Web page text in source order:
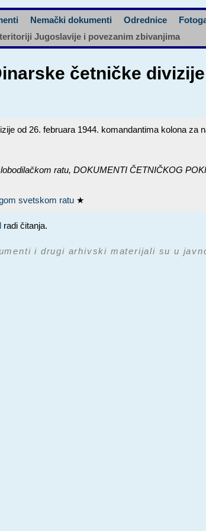
Nemački dokumenti Odrednice
Jugoslavije i povezanim zbivanjima
četničke
od 26. februara 1944. komandantima kolona za
ratu,DOKUMENTI ČETNIČKOG
svetskom ratu ★
radi čitanja.
i drugi arhivski materijali su u